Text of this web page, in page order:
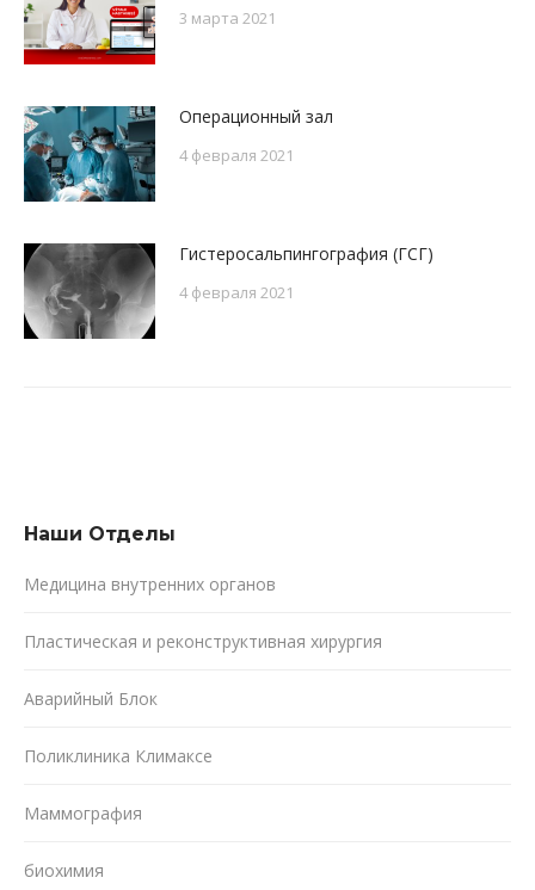
3 марта 2021
Операционный зал
4 февраля 2021
Гистеросальпингография (ГСГ)
4 февраля 2021
Наши Oтделы
Медицина внутренних органов
Пластическая и реконструктивная хирургия
Аварийный Блок
Поликлиника Климаксе
Маммография
биохимия